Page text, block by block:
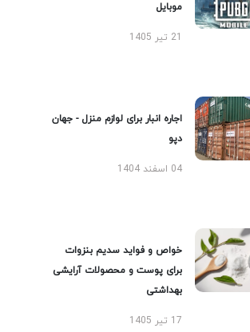
موبایل
21 تیر 1405
اجاره انبار برای لوازم منزل - جهان
دپو
04 اسفند 1404
خواص و فواید سدیم بنزوات
برای پوست و محصولات آرایشی
بهداشتی
17 تیر 1405